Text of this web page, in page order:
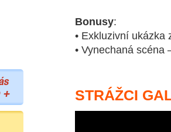
Bonusy:
• Exkluzivní ukázka
• Vynechaná scéna
STRÁŽCI